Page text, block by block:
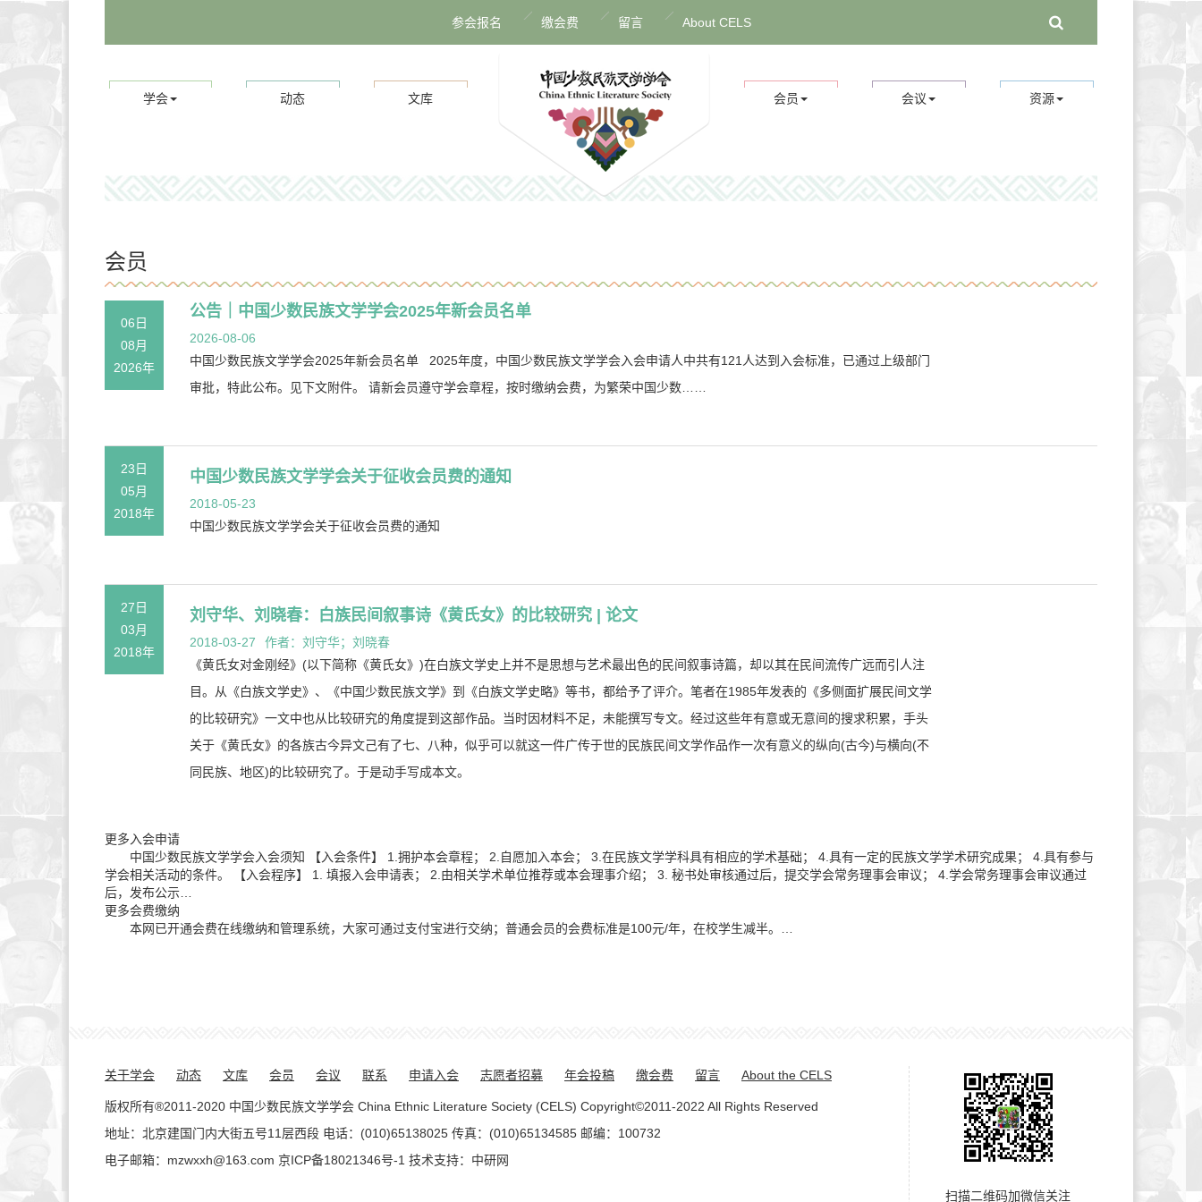
参会报名 缴会费 留言 About CELS
学会 动态 文库 会员 会议 资源
会员
06日
08月
2026年
公告｜中国少数民族文学学会2025年新会员名单
2026-08-06
中国少数民族文学学会2025年新会员名单 2025年度，中国少数民族文学学会入会申请人中共有121人达到入会标准，已通过上级部门
审批，特此公布。见下文附件。 请新会员遵守学会章程，按时缴纳会费，为繁荣中国少数……
23日
05月
2018年
中国少数民族文学学会关于征收会员费的通知
2018-05-23
中国少数民族文学学会关于征收会员费的通知
27日
03月
2018年
刘守华、刘晓春：白族民间叙事诗《黄氏女》的比较研究 | 论文
2018-03-27
作者：刘守华；刘晓春
《黄氏女对金刚经》(以下简称《黄氏女》)在白族文学史上并不是思想与艺术最出色的民间叙事诗篇，却以其在民间流传广远而引人注
目。从《白族文学史》、《中国少数民族文学》到《白族文学史略》等书，都给予了评介。笔者在1985年发表的《多侧面扩展民间文学
的比较研究》一文中也从比较研究的角度提到这部作品。当时因材料不足，未能撰写专文。经过这些年有意或无意间的搜求积累，手头
关于《黄氏女》的各族古今异文己有了七、八种，似乎可以就这一件广传于世的民族民间文学作品作一次有意义的纵向(古今)与横向(不
同民族、地区)的比较研究了。于是动手写成本文。
更多 入会申请
中国少数民族文学学会入会须知 【入会条件】 1.拥护本会章程； 2.自愿加入本会； 3.在民族文学学科具有相应的学术基础； 4.具有一定的民族文学学术研究成果； 4.具有参与
学会相关活动的条件。 【入会程序】 1. 填报入会申请表； 2.由相关学术单位推荐或本会理事介绍； 3. 秘书处审核通过后，提交学会常务理事会审议； 4.学会常务理事会审议通过
后，发布公示…
更多会费缴纳
本网已开通会费在线缴纳和管理系统，大家可通过支付宝进行交纳；普通会员的会费标准是100元/年，在校学生减半。…
关于学会 动态 文库 会员 会议 联系 申请入会 志愿者招募 年会投稿 缴会费 留言 About the CELS
版权所有®2011-2020 中国少数民族文学学会 China Ethnic Literature Society (CELS) Copyright©2011-2022 All Rights Reserved
地址：北京建国门内大街五号11层西段 电话：(010)65138025 传真：(010)65134585 邮编：100732
电子邮箱：mzwxxh@163.com 京ICP备18021346号-1 技术支持： 中研网
扫描二维码加微信关注